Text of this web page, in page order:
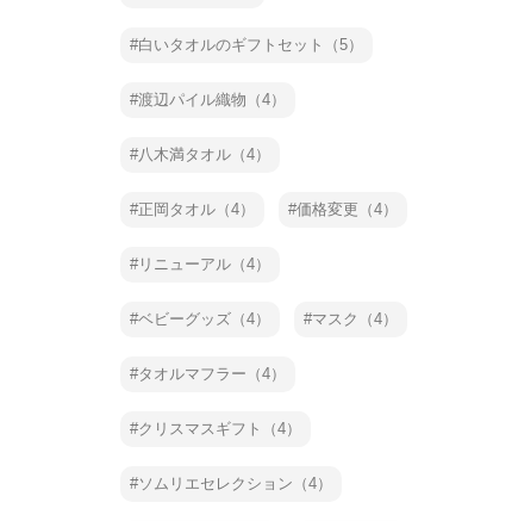
白いタオルのギフトセット（5）
渡辺パイル織物（4）
八木満タオル（4）
正岡タオル（4） 価格変更（4）
リニューアル（4）
ベビーグッズ（4） マスク（4）
タオルマフラー（4）
クリスマスギフト（4）
ソムリエセレクション（4）